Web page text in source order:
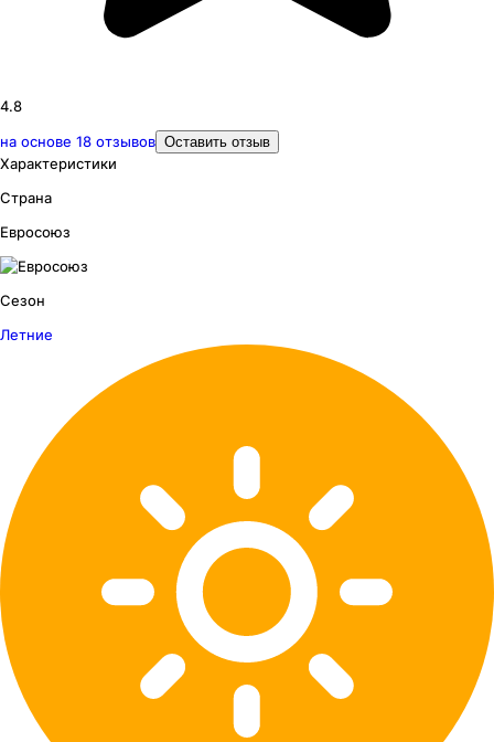
4.8
на основе 18 отзывов Оставить отзыв
Характеристики
Страна
Евросоюз
Сезон
Летние